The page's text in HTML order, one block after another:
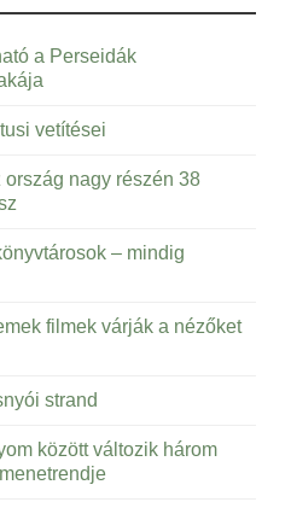
a Perseidák
vetítései
nagy részén 38
– mindig
filmek várják a nézőket
strand
között változik három